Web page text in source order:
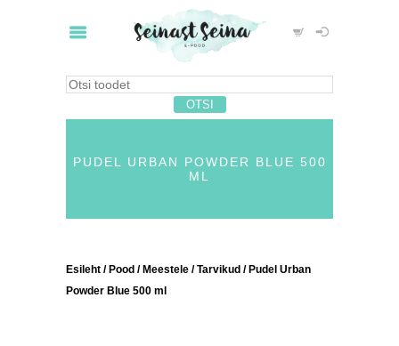
PUDEL URBAN POWDER BLUE 500
ML
Esileht / Pood / Meestele /Tarvikud / Pudel Urban
Powder Blue 500 ml